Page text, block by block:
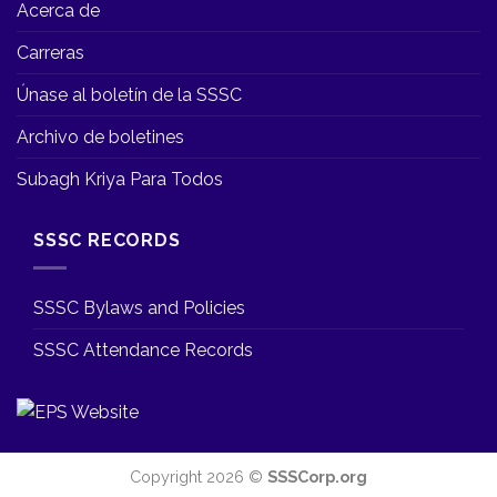
Acerca de
Carreras
Únase al boletín de la SSSC
Archivo de boletines
Subagh Kriya Para Todos
SSSC RECORDS
SSSC Bylaws and Policies
SSSC Attendance Records
Copyright 2026 © SSSCorp.org